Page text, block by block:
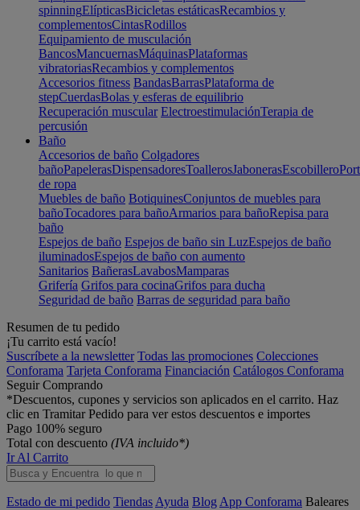
spinningElípticasBicicletas estáticasRecambios y
complementosCintasRodillos
Equipamiento de musculación
BancosMancuernasMáquinasPlataformas
vibratoriasRecambios y complementos
Accesorios fitness BandasBarrasPlataforma de
stepCuerdasBolas y esferas de equilibrio
Recuperación muscular ElectroestimulaciónTerapia de
percusión
Baño
Accesorios de baño Colgadores
bañoPapelerasDispensadoresToallerosJabonerasEscobillero
de ropa
Muebles de baño BotiquinesConjuntos de muebles para
bañoTocadores para bañoArmarios para bañoRepisa para
baño
Espejos de baño Espejos de baño sin LuzEspejos de baño
iluminadosEspejos de baño con aumento
Sanitarios BañerasLavabosMamparas
Grifería Grifos para cocinaGrifos para ducha
Seguridad de baño Barras de seguridad para baño
Resumen de tu pedido
¡Tu carrito está vacío!
Suscríbete a la newsletter Todas las promociones Colecciones
Conforama Tarjeta Conforama Financiación Catálogos Conforama
Seguir Comprando
*Descuentos, cupones y servicios son aplicados en el carrito. Haz
clic en Tramitar Pedido para ver estos descuentos e importes
Pago 100% seguro
Total con descuento (IVA incluido*)
Ir Al Carrito
Estado de mi pedido Tiendas Ayuda Blog App Conforama Baleares